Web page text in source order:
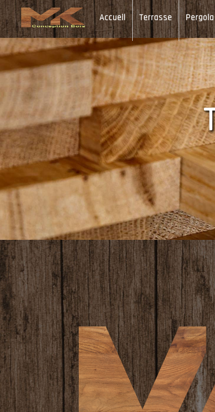
Accueil Terrasse Pergola
Panneau de gestion des cookies